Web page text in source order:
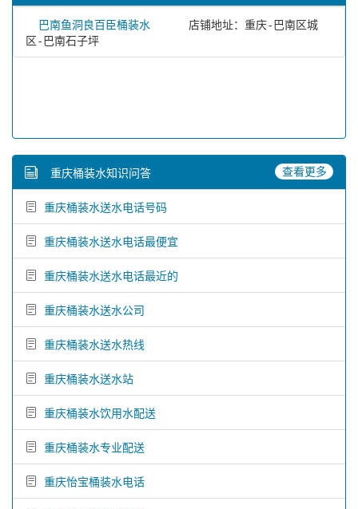
巴南鱼洞良百臣桶装水
店铺地址：重庆-巴南区城
区-巴南石子坪
重庆桶装水知识问答 查看更多
重庆桶装水送水电话号码
重庆桶装水送水电话最便宜
重庆桶装水送水电话最近的
重庆桶装水送水公司
重庆桶装水送水热线
重庆桶装水送水站
重庆桶装水饮用水配送
重庆桶装水专业配送
重庆怡宝桶装水电话